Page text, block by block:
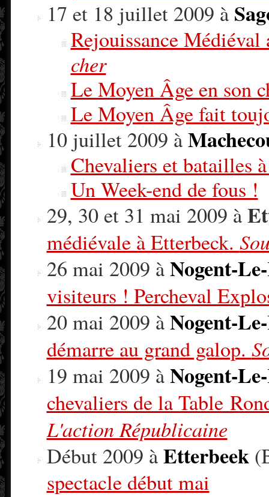
17 et 18 juillet 2009 à
Rejouissance
cher
Le Moyen Âge en son
Le Moyen Âge fait
10 juillet 2009 à
Chevaliers et batailles
Un Week-end de fous !
29, 30 et 31 mai 2009 à
médiévale à Etterbeck.
26 mai 2009 àNogent-
visiteurs ! Percheval
20 mai 2009 àNogent-
démarre au grand galop.
19 mai 2009 àNogent-
chevaliers de la Table
L'action Républicaine
Début 2009 àEtterbeek
spectacle début mai